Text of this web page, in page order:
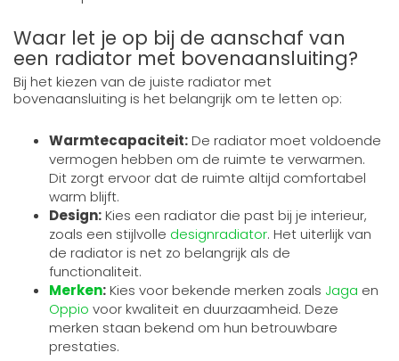
Waar let je op bij de aanschaf van
een radiator met bovenaansluiting?
Bij het kiezen van de juiste radiator met
bovenaansluiting is het belangrijk om te letten op:
Warmtecapaciteit:De radiator moet voldoende
vermogen hebben om de ruimte te verwarmen.
Dit zorgt ervoor dat de ruimte altijd comfortabel
warm blijft.
Design:Kies een radiator die past bij je interieur,
zoals een stijlvolle designradiator. Het uiterlijk van
de radiator is net zo belangrijk als de
functionaliteit.
Merken:Kies voor bekende merken zoals Jaga en
Oppio voor kwaliteit en duurzaamheid. Deze
merken staan bekend om hun betrouwbare
prestaties.